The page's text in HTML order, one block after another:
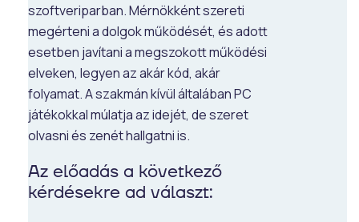
szoftveriparban. Mérnökként szereti
megérteni a dolgok működését, és adott
esetben javítani a megszokott működési
elveken, legyen az akár kód, akár
folyamat. A szakmán kívül általában PC
játékokkal múlatja az idejét, de szeret
olvasni és zenét hallgatni is.
Az előadás a következő
kérdésekre ad választ: